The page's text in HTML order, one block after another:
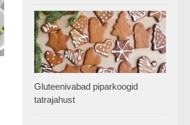
Gluteenivabad piparkoogid
tatrajahust